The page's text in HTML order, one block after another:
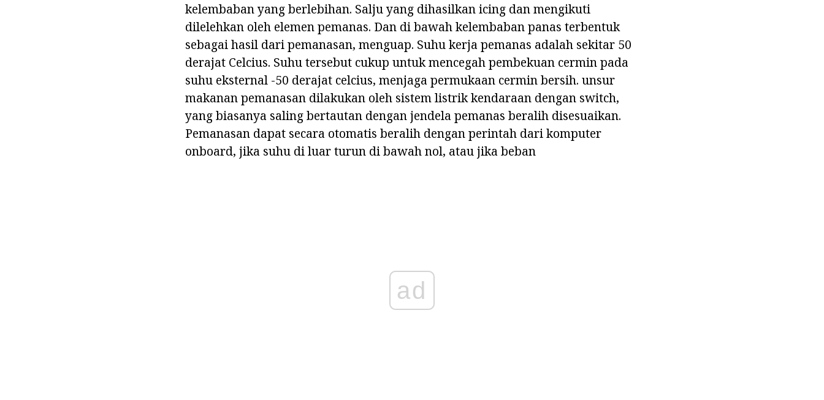
kelembaban yang berlebihan. Salju yang dihasilkan icing dan mengikuti
dilelehkan oleh elemen pemanas. Dan di bawah kelembaban panas terbentuk
sebagai hasil dari pemanasan, menguap. Suhu kerja pemanas adalah sekitar 50
derajat Celcius. Suhu tersebut cukup untuk mencegah pembekuan cermin pada
suhu eksternal -50 derajat celcius, menjaga permukaan cermin bersih. unsur
makanan pemanasan dilakukan oleh sistem listrik kendaraan dengan switch,
yang biasanya saling bertautan dengan jendela pemanas beralih disesuaikan.
Pemanasan dapat secara otomatis beralih dengan perintah dari komputer
onboard, jika suhu di luar turun di bawah nol, atau jika beban
ad